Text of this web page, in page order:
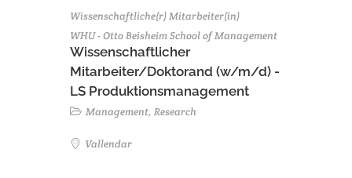
Wissenschaftliche(r) Mitarbeiter(in)
WHU - Otto Beisheim School of Management
Wissenschaftlicher
Mitarbeiter/Doktorand (w/m/d) -
LS Produktionsmanagement
Management, Research
Vallendar